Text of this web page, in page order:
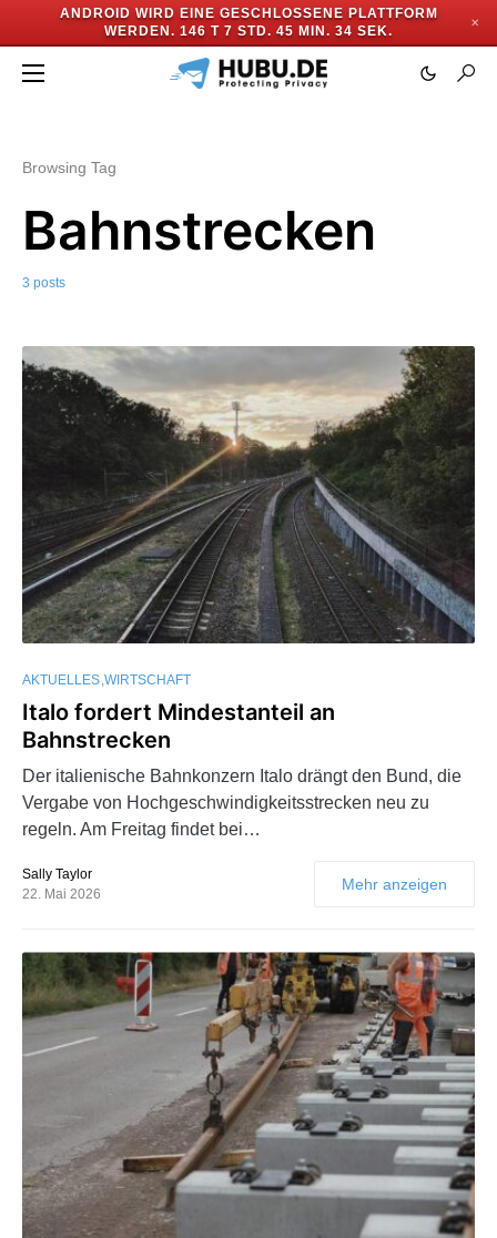
ANDROID WIRD EINE GESCHLOSSENE PLATTFORM
WERDEN. 146 T 7 STD. 45 MIN. 33 SEK.
✕
Browsing Tag
Bahnstrecken
3 posts
AKTUELLES WIRTSCHAFT
Italo fordert Mindestanteil an
Bahnstrecken
Der italienische Bahnkonzern Italo drängt den Bund, die
Vergabe von Hochgeschwindigkeitsstrecken neu zu
regeln. Am Freitag findet bei…
Sally Taylor
22. Mai 2026
Mehr anzeigen